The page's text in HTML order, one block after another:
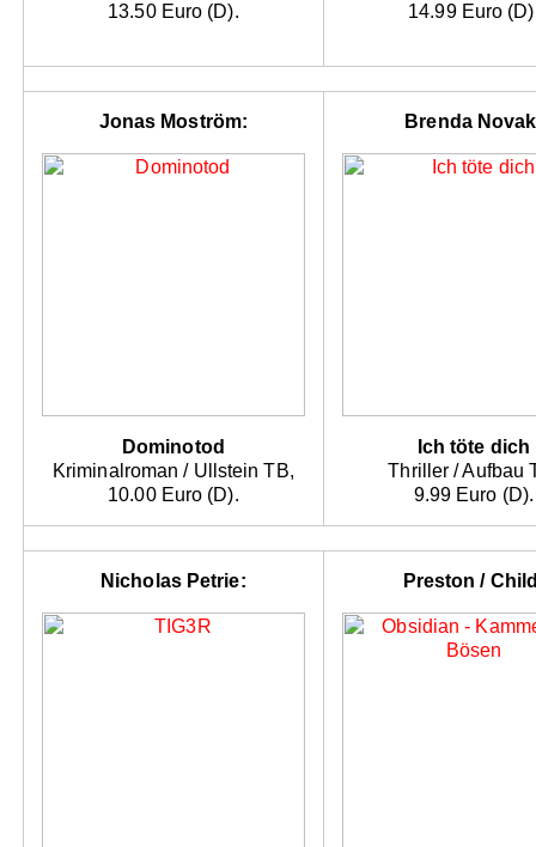
13.50 Euro (D).
14.99 Euro
Jonas Moström:
Dominotod
Kriminalroman / Ullstein TB,
10.00 Euro (D).
Brenda
Ich töte dich
Thriller / Aufbau
9.99 Euro (D).
Nicholas Petrie: Preston /